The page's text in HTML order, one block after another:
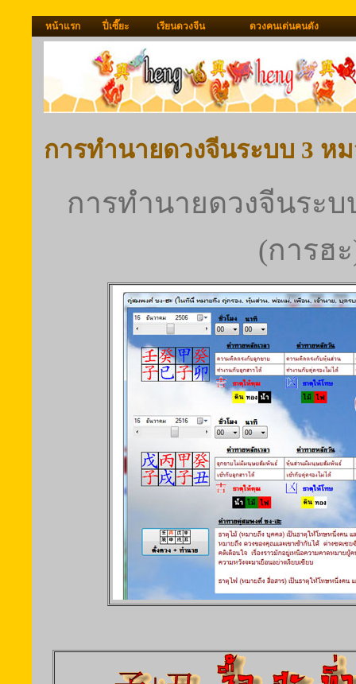
หน้าแรก ปี่เซี๊ยะ เรียนดวงจีน ดวงคนเด่นคนดัง
การทำนายดวงจีนระบบ 3 ห
การทำนายดวงจีนระ
(การฮ